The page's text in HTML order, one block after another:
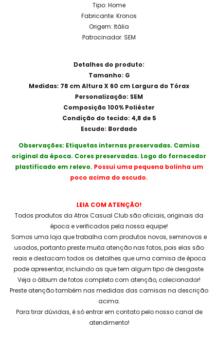
Tipo: Home
Fabricante: Kronos
Origem: Itália
Patrocinador: SEM
Detalhes do produto:
Tamanho: G
Medidas: 78 cm Altura X 60 cm Largura do Tórax
Personalização: SEM
Composição 100% Poliéster
Condição do tecido: 4,8 de 5
Escudo: Bordado
Observações: Etiquetas internas preservadas. Camisa
original da época. Cores preservadas. Logo do fornecedor
plastificado em relevo. Possui uma pequena bolinha um
poco acima do escudo.
LEIA COM ATENÇÃO!
Todos produtos da Atrox Casual Club são oficiais, originais da
época e verificados pela nossa equipe!
Somos uma loja que trabalha com produtos novos, seminovos e
usados, portanto preste muita atenção nas fotos, pois elas são
reais e destacam todos os detalhes que uma camisa de época
pode apresentar, incluindo as que tem algum tipo de desgaste.
Veja o álbum de fotos completo com atenção, colecionador!
Preste atenção também nas medidas das camisas na descrição
acima.
Para tirar dúvidas, é só entrar em contato pelo nosso canal de
atendimento!